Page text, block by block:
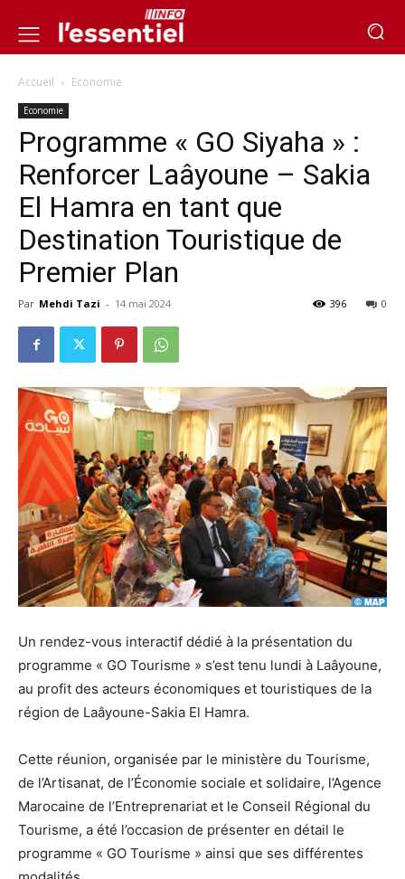
Accueil Economie
Economie
Programme « GO Siyaha » :
Renforcer Laâyoune – Sakia
El Hamra en tant que
Destination Touristique de
Premier Plan
Par Mehdi Tazi - 14 mai 2024 0
396
Un rendez-vous interactif dédié à la présentation du
programme « GO Tourisme » s’est tenu lundi à Laâyoune,
au profit des acteurs économiques et touristiques de la
région de Laâyoune-Sakia El Hamra.
Cette réunion, organisée par le ministère du Tourisme,
de l’Artisanat, de l’Économie sociale et solidaire, l’Agence
Marocaine de l’Entreprenariat et le Conseil Régional du
Tourisme, a été l’occasion de présenter en détail le
programme « GO Tourisme » ainsi que ses différentes